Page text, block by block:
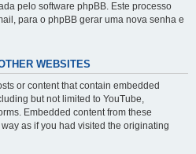
pelo software phpBB. Este processo
para o phpBB gerar uma nova senha e
WEBSITES
or content that contain embedded
but not limited to YouTube,
Embedded content from these
as if you had visited the originating